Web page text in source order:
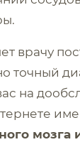
врачу
точный
на
мозга